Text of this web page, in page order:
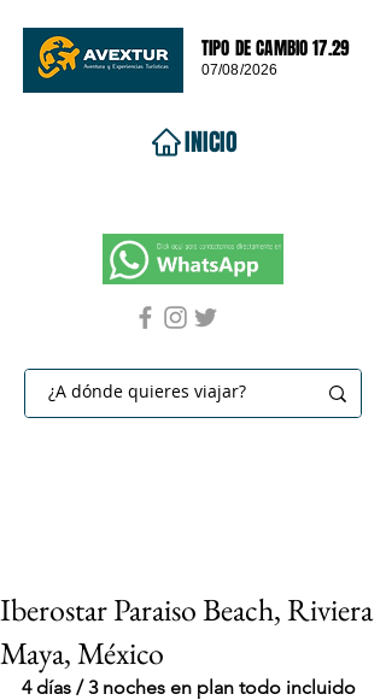
TIPO DE CAMBIO 17.29
07/08/2026
INICIO
Iberostar Paraiso Beach, Riviera
Maya, México
4 días / 3 noches en plan todo incluido